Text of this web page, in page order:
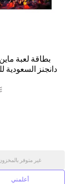
بطاقة لعبة
دانجنز السعودية
غير متوفر
أعلمني